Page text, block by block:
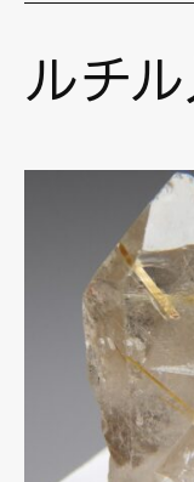
ルチ